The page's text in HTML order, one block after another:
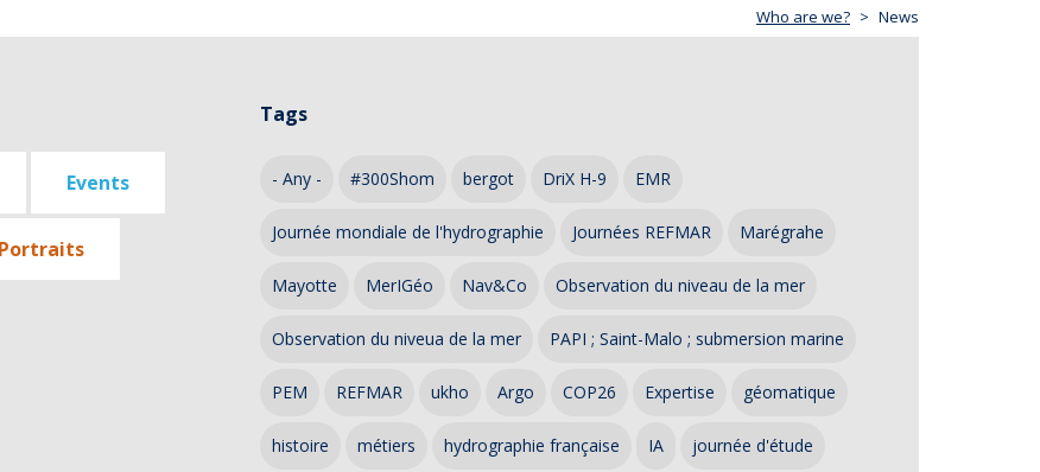
Who are we? News
Events
Portraits
Tags
- Any - #300Shom bergot DriX H-9 EMR
Journée mondiale de l'hydrographie Journées REFMAR Marégrahe
Mayotte MerIGéo Nav&Co Observation du niveau de la mer
Observation du niveua de la mer PAPI ; Saint-Malo ; submersion marine
PEM REFMAR ukho Argo COP26 Expertise géomatique
histoire métiers hydrographie française IA journée d'étude